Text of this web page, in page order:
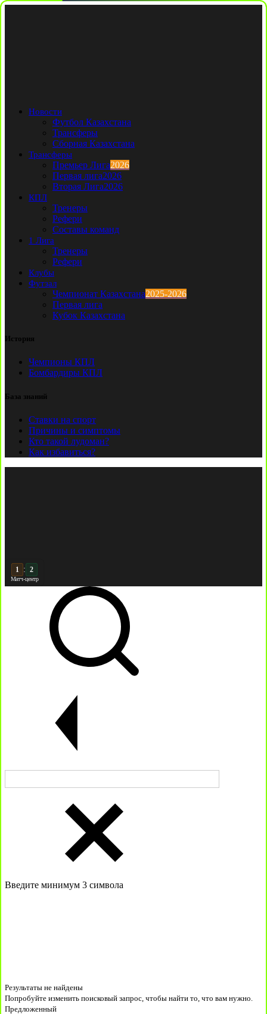
Новости
Футбол Казахстана
Трансферы
Сборная Казахстана
Трансферы
Премьер Лига2026
Первая лига2026
Вторая Лига2026
КПЛ
Тренеры
Рефери
Составы команд
1 Лига
Тренеры
Рефери
Клубы
Футзал
Чемпионат Казахстана2025-2026
Первая лига
Кубок Казахстана
История
Чемпионы КПЛ
Бомбардиры КПЛ
База знаний
Ставки на спорт
Причины и симптомы
Кто такой лудоман?
Как избавиться?
2 : 2
Матч-центр
Введите минимум 3 символа
Результаты не найдены
Попробуйте изменить поисковый запрос, чтобы найти то, что вам нужно.
Предложенный